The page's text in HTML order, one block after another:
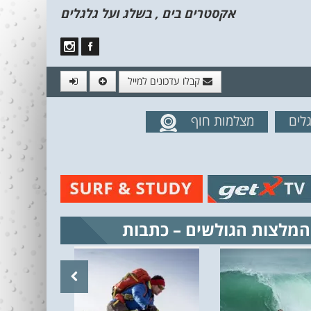
אקסטרים בים , בשלג ועל גלגלים
קבלו עדכונים למייל
מהאתרמצלמות חוף
המלצות הגולשים – כתבות